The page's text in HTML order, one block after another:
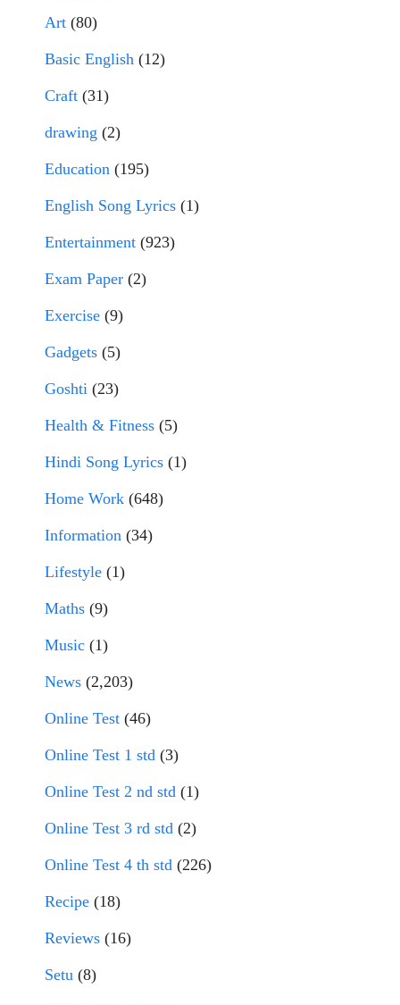
Art (80)
Basic English (12)
Craft (31)
drawing (2)
Education (195)
English Song Lyrics (1)
Entertainment (923)
Exam Paper (2)
Exercise (9)
Gadgets (5)
Goshti (23)
Health & Fitness (5)
Hindi Song Lyrics (1)
Home Work (648)
Information (34)
Lifestyle (1)
Maths (9)
Music (1)
News (2,203)
Online Test (46)
Online Test 1 std (3)
Online Test 2 nd std (1)
Online Test 3 rd std (2)
Online Test 4 th std (226)
Recipe (18)
Reviews (16)
Setu (8)